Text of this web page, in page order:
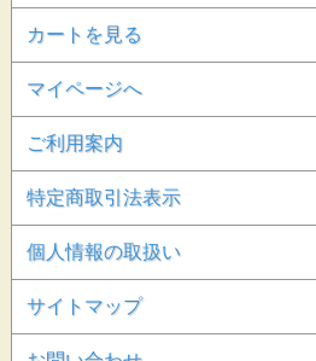
カートを見る
マイページへ
ご利用案内
特定商取引法表示
個人情報の取扱い
サイトマップ